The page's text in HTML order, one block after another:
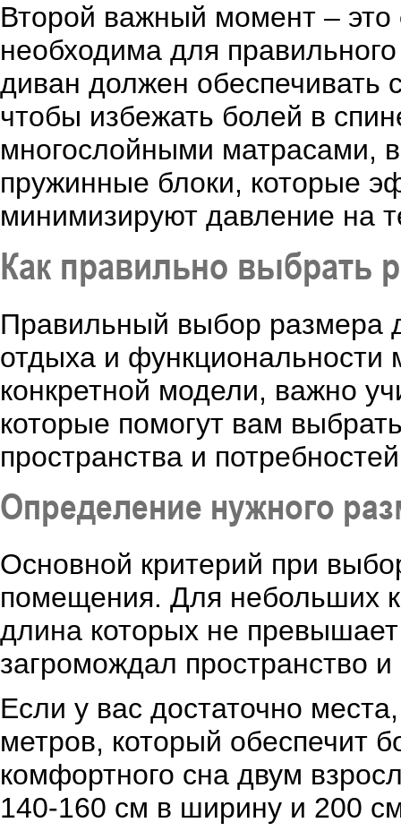
Второй важный момент – это
необходима для
диван должен обеспечивать
чтобы избежать болей в
многослойными
пружинные блоки, которые
минимизируют давление на
Как правильно выбрать
Правильный выбор размера
отдыха и
конкретной модели, важно
которые помогут вам
пространства и
Определение нужного
Основной критерий при
помещения. Для небольших
длина которых не
загромождал пространство
Если у вас достаточно
метров, который обеспечит
комфортного сна двум
140-160 см в ширину и 200